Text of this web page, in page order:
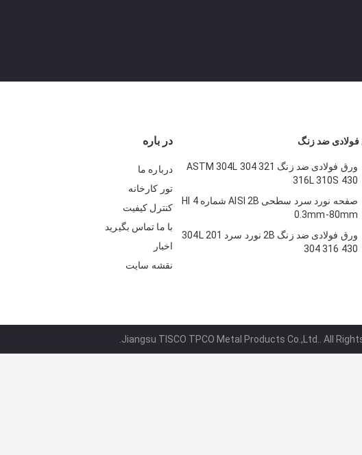
در باره
درباره ما
تور کارخانه
کنترل کیفیت
با ما تماس بگیرید
اخبار
نقشه سایت
ضد زنگ
ورق فولادی ضد زنگ ASTM 304L 304 321
316L 310S 430
صفحه نورد سرد سطحی AISI 2B شماره 4 Hl
0.3mm-80mm
ورق فولادی ضد زنگ 2B نورد سرد 304L 201
304 316 430